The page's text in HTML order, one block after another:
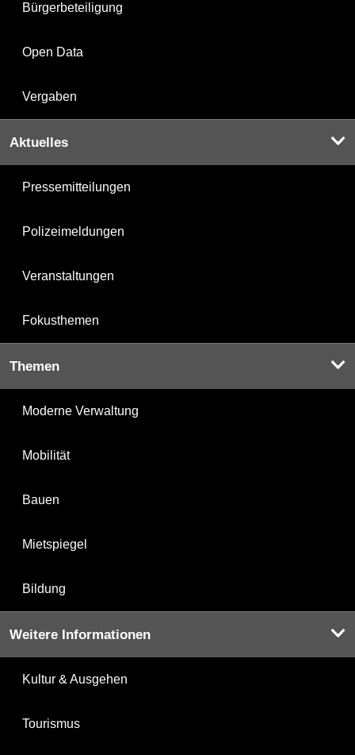
Bürgerbeteiligung
Open Data
Vergaben
Aktuelles
Pressemitteilungen
Polizeimeldungen
Veranstaltungen
Fokusthemen
Themen
Moderne Verwaltung
Mobilität
Bauen
Mietspiegel
Bildung
Weitere Informationen
Kultur & Ausgehen
Tourismus